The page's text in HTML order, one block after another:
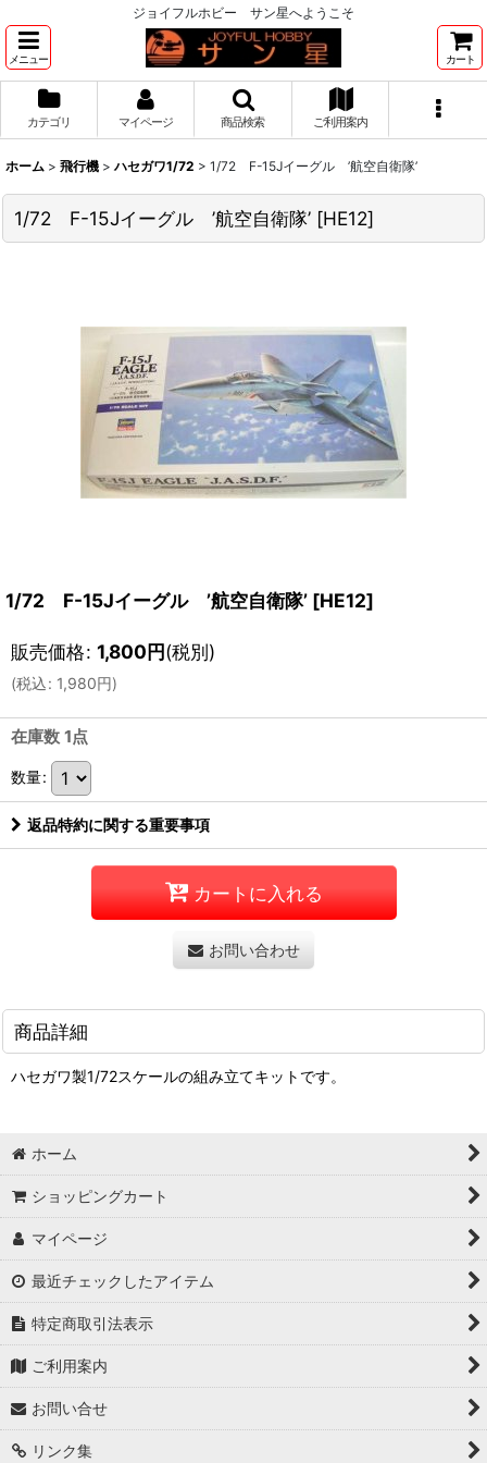
ジョイフルホビー サン星へようこそ
メニュー カート
カテゴリ マイページ 商品検索 ご利用案内
ホーム > 飛行機 > ハセガワ1/72 > 1/72 F-15Jイーグル ’航空自衛隊’
1/72 F-15Jイーグル ’航空自衛隊’ [HE12]
1/72 F-15Jイーグル ’航空自衛隊’ [HE12]
販売価格: 1,800円(税別)
(税込: 1,980円)
在庫数 1点
数量:
返品特約に関する重要事項
カートに入れる
お問い合わせ
商品詳細
ハセガワ製1/72スケールの組み立てキットです。
ホーム
ショッピングカート
マイページ
最近チェックしたアイテム
特定商取引法表示
ご利用案内
お問い合せ
リンク集